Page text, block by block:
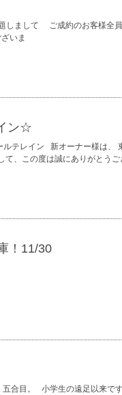
しまして ご成約のお客様全
いま
ン☆
テレイン 新オーナー様は、
、この度は誠にありがとう
！11/30
合目。 小学生の遠足以来で